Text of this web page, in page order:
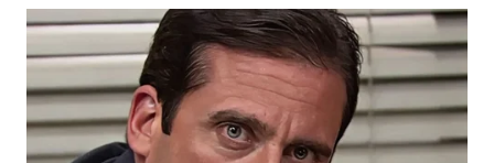
SURABAYA
WN
NATUNA
WN